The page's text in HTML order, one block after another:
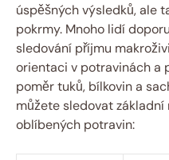
úspěšných výsledků, ale
pokrmy. Mnoho lidí
sledování příjmu
orientaci v potravinách a
poměr tuků, bílkovin a
můžete sledovat
oblíbených potravin: